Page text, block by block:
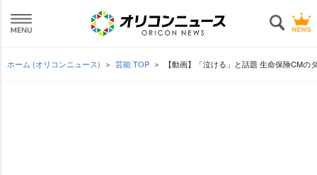
ホーム (オリコンニュース) 芸能 TOP 【動画】「泣ける」と話題 生命保険CMの